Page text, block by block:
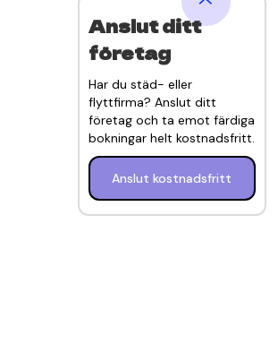
Anslut ditt
företag
Har du städ- eller
flyttfirma? Anslut ditt
företag och ta emot färdiga
bokningar helt kostnadsfritt.
Anslut kostnadsfritt